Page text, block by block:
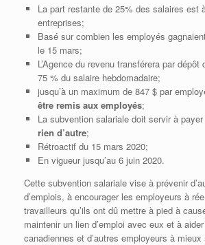
La part restante de 25% des salaires est
entreprises;
Basé sur combien les employés
le 15 mars;
L’Agence du revenu transférera par
75 % du salaire hebdomadaire;
jusqu’à un maximum de 847 $ par
être remis aux employés;
La subvention salariale doit servir à
rien d’autre;
Rétroactif du 15 mars 2020;
En vigueur jusqu’au 6 juin 2020.
Cette subvention salariale vise à prévenir
d’emplois, à encourager les employeurs à
travailleurs qu’ils ont dû mettre à pied à
maintenir un lien d’emploi avec eux et à
canadiennes et d’autres employeurs à